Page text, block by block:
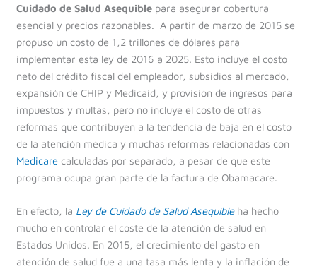
Cuidado de Salud Asequiblepara asegurar cobertura
esencial y precios razonables. A partir de marzo de 2015 se
propuso un costo de 1,2 trillones de dólares para
implementar esta ley de 2016 a 2025. Esto incluye el costo
neto del crédito fiscal del empleador, subsidios al mercado,
expansión de CHIP y Medicaid, y provisión de ingresos para
impuestos y multas, pero no incluye el costo de otras
reformas que contribuyen a la tendencia de baja en el costo
de la atención médica y muchas reformas relacionadas con
Medicare calculadas por separado, a pesar de que este
programa ocupa gran parte de la factura de Obamacare.
En efecto, la Ley de Cuidado de Salud Asequible ha hecho
mucho en controlar el coste de la atención de salud en
Estados Unidos. En 2015, el crecimiento del gasto en
atención de salud fue a una tasa más lenta y la inflación de